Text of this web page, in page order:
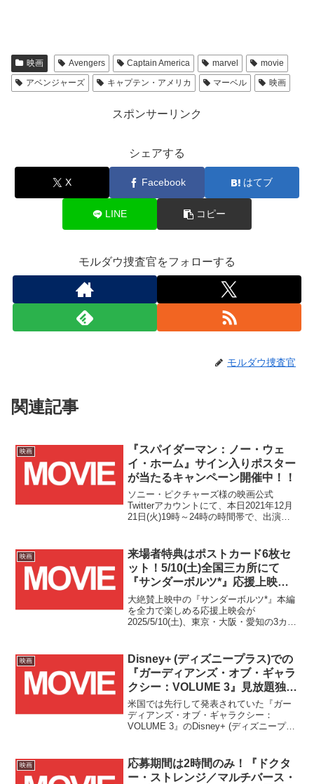
映画 Avengers Captain America marvel
movie
アベンジャーズ
キャプテン・アメリカ マーベル 映画
スポンサーリンク
シェアする
X Facebook はてブ
LINE コピー
モルダウ捜査官をフォローする
モルダウ捜査官
関連記事
映画
『スパイダーマン：ノー・ウェ
イ・ホーム』サイン入りポスター
が当たるキャンペーン開催中！！
ソニー・ピクチャーズ様の映画公式
Twitterアカウントにて、本日2021年12月
21日(火)19時～24時の時間帯で、出演キ
映画
来場者特典はポストカード6枚セ
ット！5/10(土)全国三カ所にて
『サンダーボルツ*』応援上映会
開催決定！！
大絶賛上映中の『サンダーボルツ*』本編
を全力で楽しめる応援上映会が
2025/5/10(土)、東京・大阪・愛知の3カ所
映画
Disney+ (ディズニープラス)での
『ガーディアンズ・オブ・ギャラ
クシー：VOLUME 3』見放題独占
配信日が2023/8/2(水)に決定！！
米国では先行して発表されていた『ガー
ディアンズ・オブ・ギャラクシー：
VOLUME 3』のDisney+ (ディズニープラ
ートすることが正式にアナウンスされま
した！！
映画
応募期間は2時間のみ！『ドクタ
ー・ストレンジ／マルチバース・